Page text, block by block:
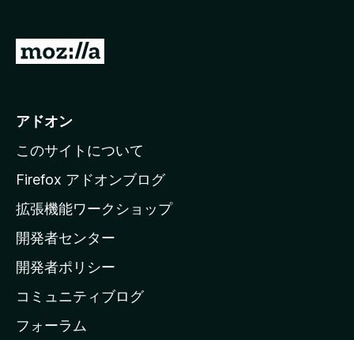
M
i
l
a
ホ
ー
ム
ー
ジ
アドオン
このサイトについて
Firefox アドオンブログ
拡張機能ワークショップ
開発者センター
開発者ポリシー
コミュニティブログ
フォーラム